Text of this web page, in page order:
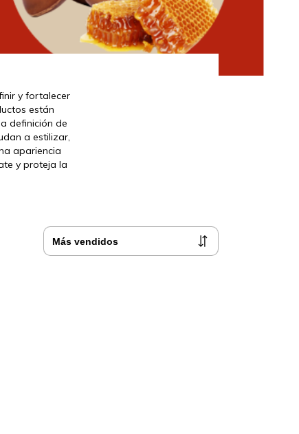
y fortalecer
están
definición de
a estilizar,
apariencia
y proteja la